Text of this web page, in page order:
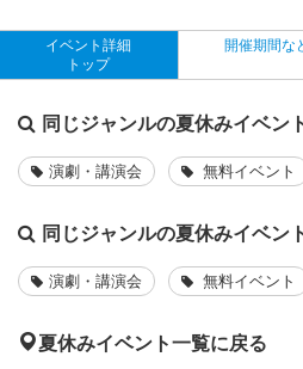
イベント詳細
トップ
開催期間な
同じジャンルの夏休みイベン
演劇・講演会 無料イベント
同じジャンルの夏休みイベン
演劇・講演会 無料イベント
夏休みイベント一覧に戻る